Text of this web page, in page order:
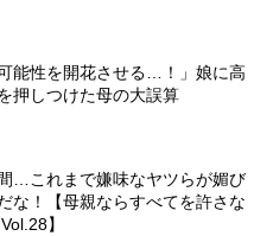
能性を開花させる…！」娘に高
押しつけた母の大誤算
…これまで嫌味なヤツらが媚び
な！【母親ならすべてを許さな
】